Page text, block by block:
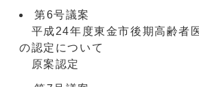
第6号議案
平成24年度東金市後期高齢者
の認定について
原案認定